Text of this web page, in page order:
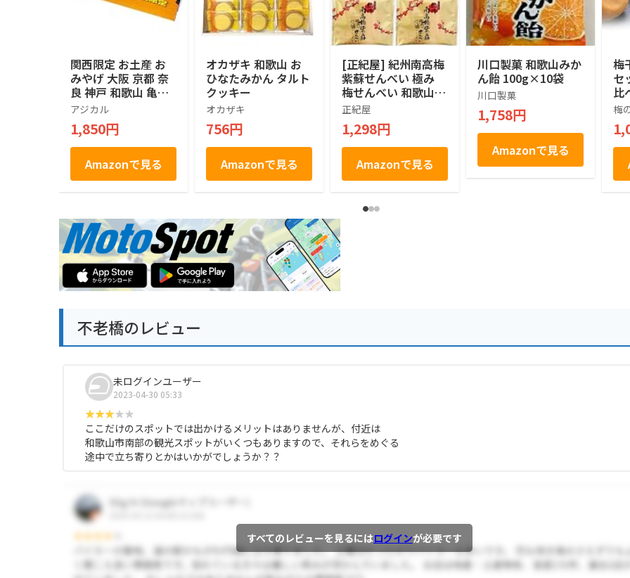
関西限定 お土産 お
みやげ 大阪 京都 奈
良 神戸 和歌山 亀田
の柿の種 ピーナッツ
入り 180g 16袋入り
（４種類×４袋）
アジカル
1,850円
Amazonで見る
オカザキ 和歌山 お
ひなたみかん タルト
クッキー
オカザキ
756円
Amazonで見る
[正紀屋] 紀州南高梅
紫蘇せんべい 極み
梅せんべい 和歌山土
産 煎餅 個包装 和菓
子 ギフト お中元 お
歳暮 1枚×8袋
正紀屋
1,298円
Amazonで見る
川口製菓 和歌山みか
ん飴 100g×10袋
川口製菓
1,758円
Amazonで見る
梅
セ
比
冨
産
分
ル
人
ト
梅
不老橋のレビュー
未ログインユーザー
2023-04-30 05:33
ここだけのスポットでは出かけるメリットはありませんが、付近は
和歌山市南部の観光スポットがいくつもありますので、それらをめぐる
途中で立ち寄りとかはいかがでしょうか？？
すべてのレビューを見るにはログインが必要です